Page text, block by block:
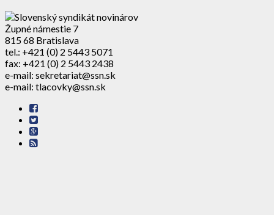
Župné námestie 7
815 68 Bratislava
tel.: +421 (0) 2 5443 5071
fax: +421 (0) 2 5443 2438
e-mail: sekretariat@ssn.sk
e-mail: tlacovky@ssn.sk